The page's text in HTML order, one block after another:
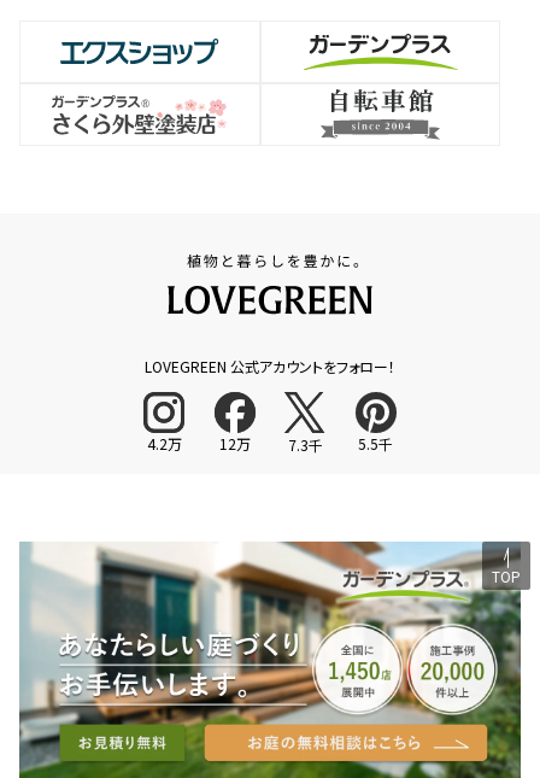
LOVEGREEN 公式アカウントをフォロー！
4.2万 12万 7.3千 5.5千
TOP